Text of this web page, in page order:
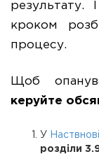
кроком
процесу.
Щоб
керуйте
У
розділи